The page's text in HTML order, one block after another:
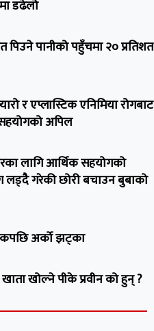
डढेलो
पिउने पानीको पहुँचमा २० प्रतिशत
र एप्लास्टिक एनिमिया रोगबाट
अपिल
लागि आर्थिक सहयोगको
लड्दै गरेकी छोरी बचाउन बुबाको
अर्को झट्का
खोल्ने पीके प्रवीन को हुन् ?